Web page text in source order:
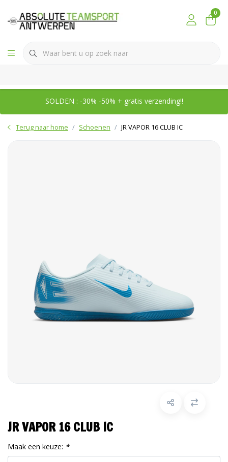
0
SOLDEN : -30% -50% + gratis verzending!!
Terug naar home Schoenen JR VAPOR 16 CLUB IC
JR VAPOR 16 CLUB IC
Maak een keuze: *